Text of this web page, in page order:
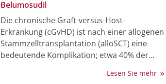
Belumosudil
Die chronische Graft-versus-Host-
Erkrankung (cGvHD) ist nach einer allogenen
Stammzelltransplantation (alloSCT) eine
bedeutende Komplikation; etwa 40% der
einer alloSCT eine cGvHD. Für dieLesen Sie mehr